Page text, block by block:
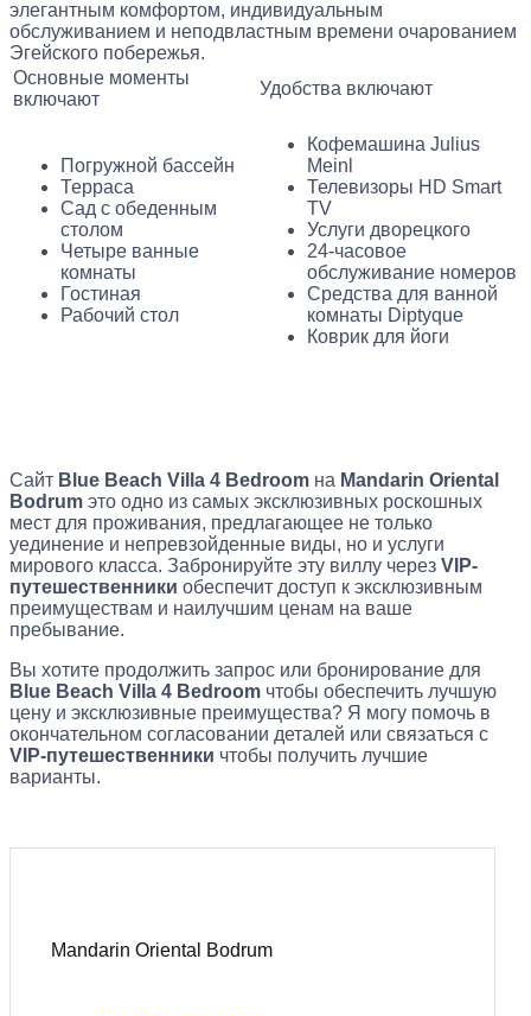
элегантным комфортом, индивидуальным
обслуживанием и неподвластным времени очарованием
Эгейского побережья.
Основные моменты
включают
Удобства включают
Погружной бассейн
Терраса
Сад с обеденным
столом
Четыре ванные
комнаты
Гостиная
Рабочий стол
Кофемашина Julius
Meinl
Телевизоры HD Smart
TV
Услуги дворецкого
24-часовое
обслуживание номеров
Средства для ванной
комнаты Diptyque
Коврик для йоги
Сайт Blue Beach Villa 4 Bedroom на Mandarin Oriental
Bodrum это одно из самых эксклюзивных роскошных
мест для проживания, предлагающее не только
уединение и непревзойденные виды, но и услуги
мирового класса. Забронируйте эту виллу через VIP-
путешественники обеспечит доступ к эксклюзивным
преимуществам и наилучшим ценам на ваше
пребывание.
Вы хотите продолжить запрос или бронирование для
Blue Beach Villa 4 Bedroom чтобы обеспечить лучшую
цену и эксклюзивные преимущества? Я могу помочь в
окончательном согласовании деталей или связаться с
VIP-путешественники чтобы получить лучшие
варианты.
Mandarin Oriental Bodrum